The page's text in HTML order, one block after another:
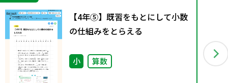
【4年⑤】既習をもとにして小数
の仕組みをとらえる
小 算数